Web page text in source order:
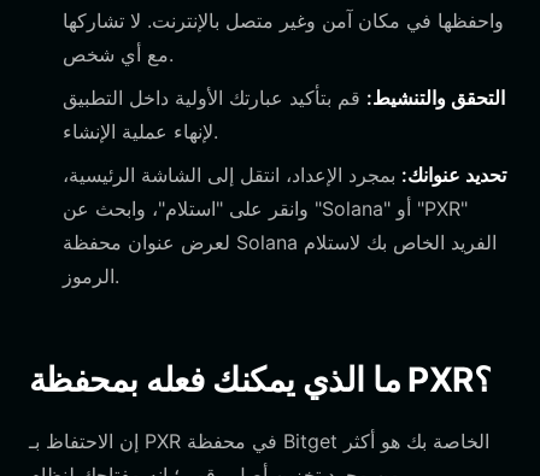
واحفظها في مكان آمن وغير متصل بالإنترنت. لا تشاركها
مع أي شخص.
التحقق والتنشيط: قم بتأكيد عبارتك الأولية داخل التطبيق
لإنهاء عملية الإنشاء.
تحديد عنوانك: بمجرد الإعداد، انتقل إلى الشاشة الرئيسية،
وانقر على "استلام"، وابحث عن "Solana" أو "PXR"
لعرض عنوان محفظة Solana الفريد الخاص بك لاستلام
الرموز.
ما الذي يمكنك فعله بمحفظة PXR؟
إن الاحتفاظ بـ PXR في محفظة Bitget الخاصة بك هو أكثر